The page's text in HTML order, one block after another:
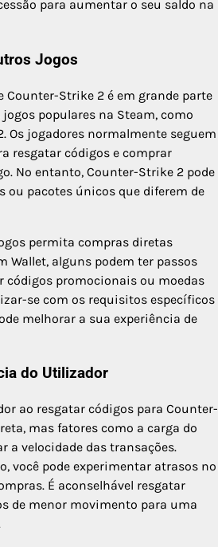
para aumentar o seu saldo na
Jogos
Counter-Strike 2 é em grande parte
populares na Steam, como
Os jogadores normalmente seguem
resgatar códigos e comprar
No entanto, Counter-Strike 2 pode
ou pacotes únicos que diferem de
permita compras diretas
Wallet, alguns podem ter passos
códigos promocionais ou moedas
se com os requisitos específicos
melhorar a sua experiência de
do Utilizador
ao resgatar códigos para Counter-
mas fatores como a carga do
a velocidade das transações.
você pode experimentar atrasos no
É aconselhável resgatar
de menor movimento para uma